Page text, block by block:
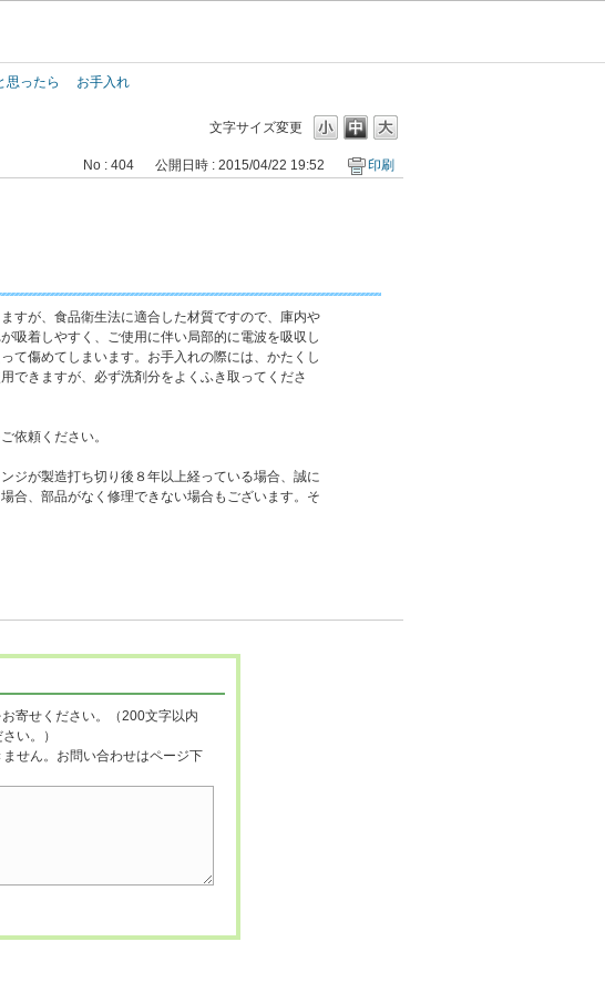
思ったら
お手入れ
文字サイズ変更
No : 404 公開日時 : 2015/04/22 19:52 印刷
すが、食品衛生法に適合した材質ですので、庫内や
吸着しやすく、ご使用に伴い局部的に電波を吸収し
て傷めてしまいます。お手入れの際には、かたくし
できますが、必ず洗剤分をよくふき取ってくださ
依頼ください。
ジが製造打ち切り後８年以上経っている場合、誠に
合、部品がなく修理できない場合もございます。そ
寄せください。（200文字以内
い。）
せん。お問い合わせはページ下